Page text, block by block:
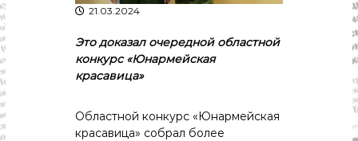
р
в
д
с
т
ы
и
21.03.2024
Это доказал очередной областной
конкурс «Юнармейская
красавица»
Областной конкурс «Юнармейская
красавица» собрал более